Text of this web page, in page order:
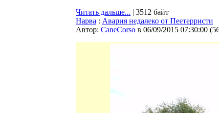
Читать дальше... | 3512 байт
Нарва : Авария недалеко от Пеетерристи
Автор: CaneCorso в 06/09/2015 07:30:00 (